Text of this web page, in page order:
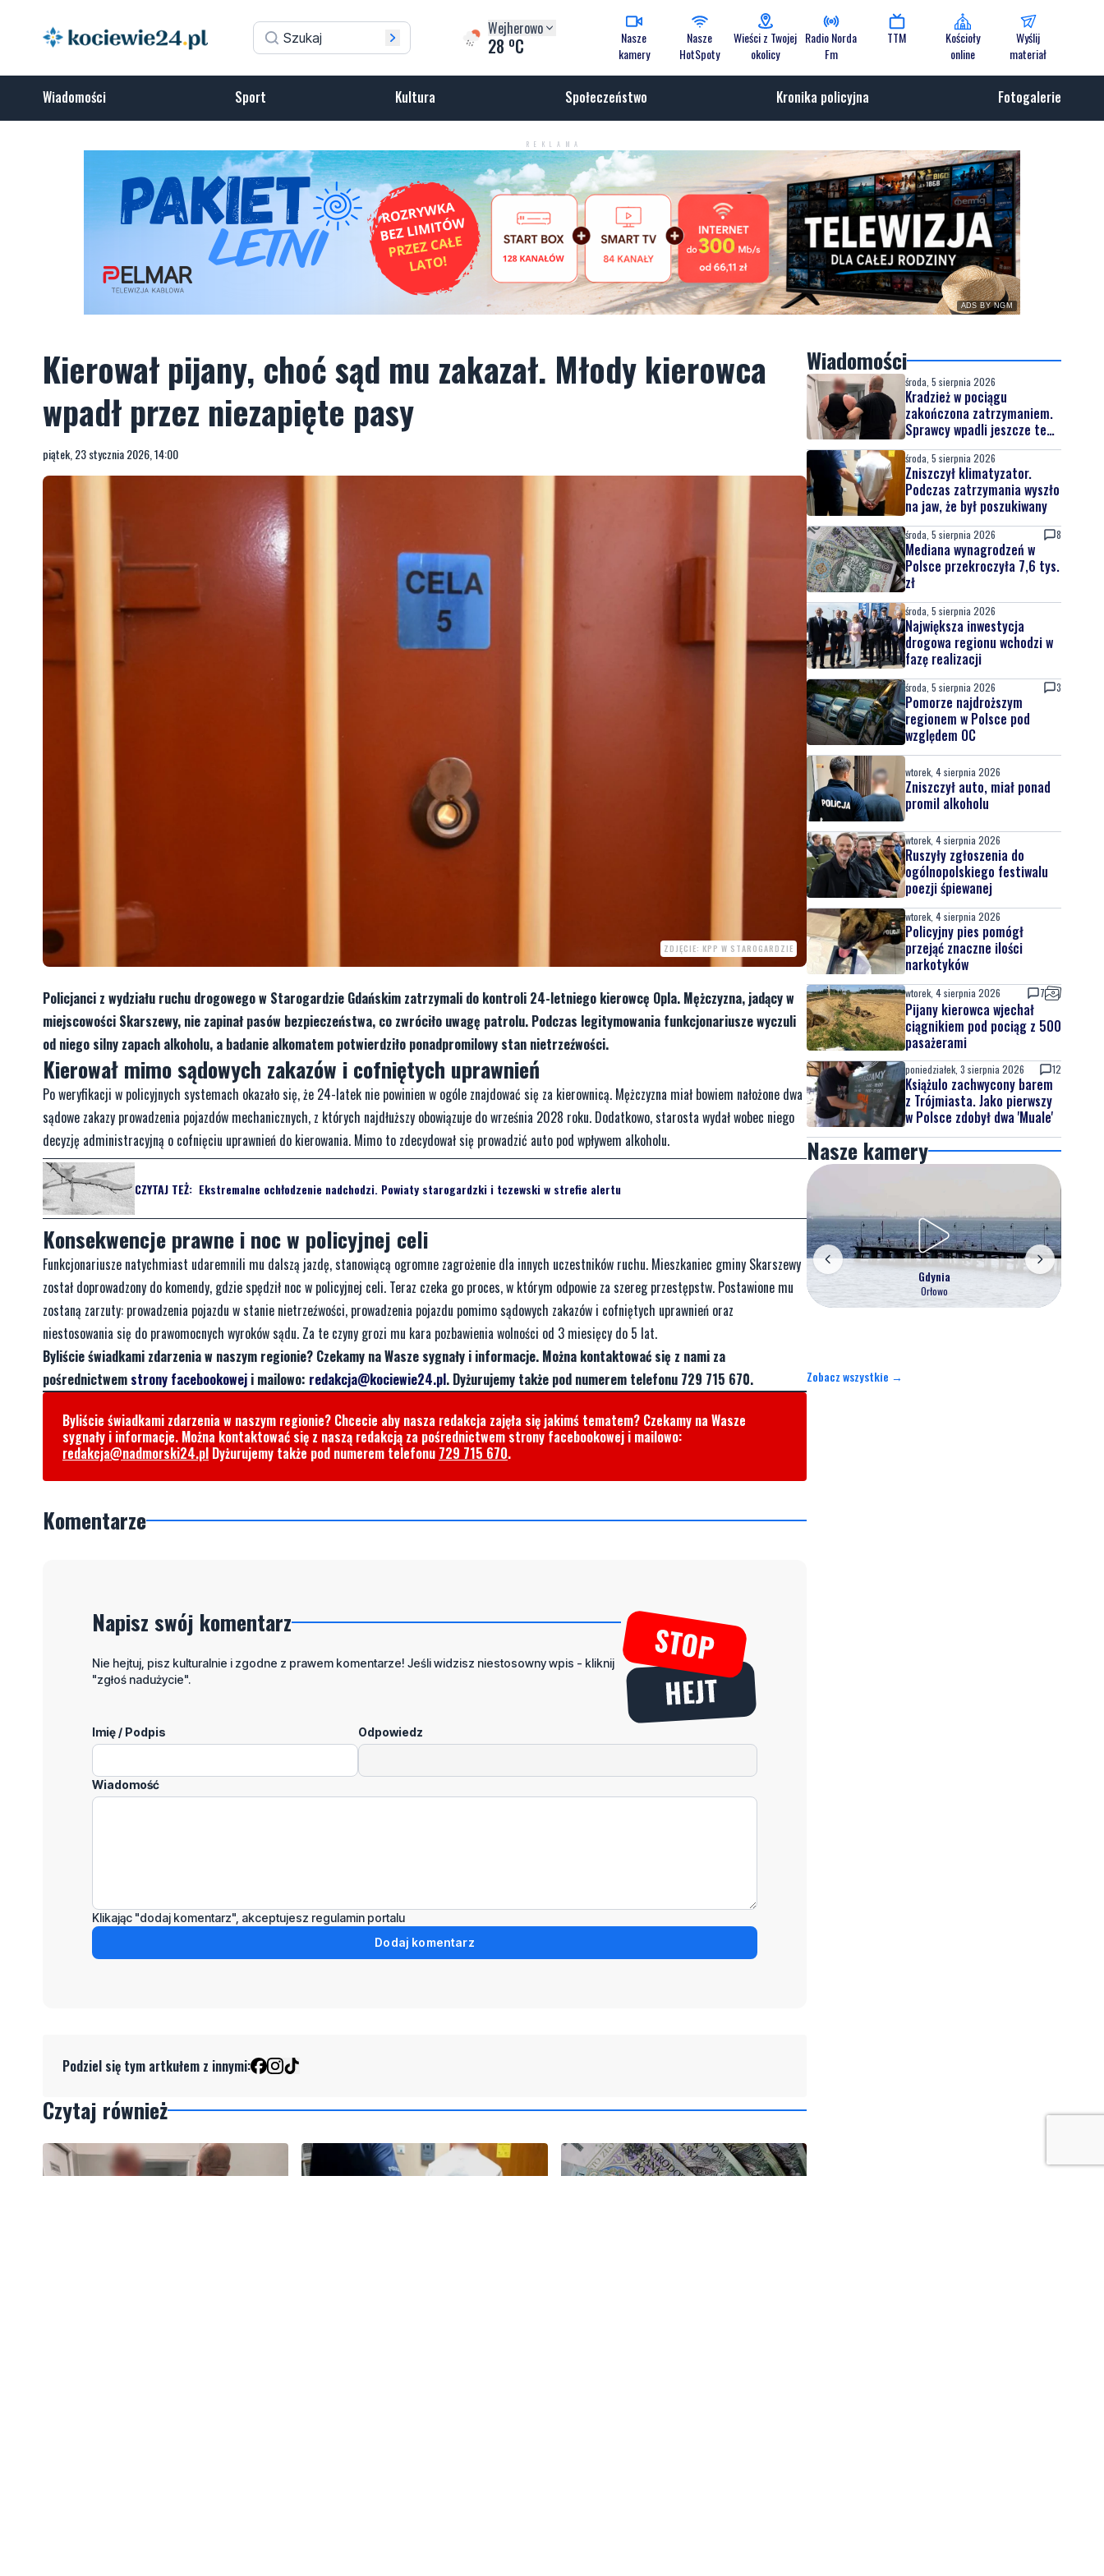
Wejherowo
28 oC
Nasze
kamery
Nasze
HotSpoty
Wieści z Twojej
okolicy
Radio Norda
Fm
TTM
Kościoły
online
Wyślij
materiał
Wiadomości Sport Kultura Społeczeństwo Kronika policyjna Fotogalerie
REKLAMA
ADS BY NGM
Kierował pijany, choć sąd mu zakazał. Młody kierowca
wpadł przez niezapięte pasy
piątek, 23 stycznia 2026, 14:00
ZDJĘCIE: KPP W STAROGARDZIE
Policjanci z wydziału ruchu drogowego w Starogardzie Gdańskim zatrzymali do kontroli 24-letniego kierowcę Opla. Mężczyzna, jadący w
miejscowości Skarszewy, nie zapinał pasów bezpieczeństwa, co zwróciło uwagę patrolu. Podczas legitymowania funkcjonariusze wyczuli
od niego silny zapach alkoholu, a badanie alkomatem potwierdziło ponadpromilowy stan nietrzeźwości.
Kierował mimo sądowych zakazów i cofniętych uprawnień
Po weryfikacji w policyjnych systemach okazało się, że 24-latek nie powinien w ogóle znajdować się za kierownicą. Mężczyzna miał bowiem nałożone dwa
sądowe zakazy prowadzenia pojazdów mechanicznych, z których najdłuższy obowiązuje do września 2028 roku. Dodatkowo, starosta wydał wobec niego
decyzję administracyjną o cofnięciu uprawnień do kierowania. Mimo to zdecydował się prowadzić auto pod wpływem alkoholu.
CZYTAJ TEŻ: Ekstremalne ochłodzenie nadchodzi. Powiaty starogardzki i tczewski w strefie alertu
Konsekwencje prawne i noc w policyjnej celi
Funkcjonariusze natychmiast udaremnili mu dalszą jazdę, stanowiącą ogromne zagrożenie dla innych uczestników ruchu. Mieszkaniec gminy Skarszewy
został doprowadzony do komendy, gdzie spędził noc w policyjnej celi. Teraz czeka go proces, w którym odpowie za szereg przestępstw. Postawione mu
zostaną zarzuty: prowadzenia pojazdu w stanie nietrzeźwości, prowadzenia pojazdu pomimo sądowych zakazów i cofniętych uprawnień oraz
niestosowania się do prawomocnych wyroków sądu. Za te czyny grozi mu kara pozbawienia wolności od 3 miesięcy do 5 lat.
Byliście świadkami zdarzenia w naszym regionie? Czekamy na Wasze sygnały i informacje. Można kontaktować się z nami za
pośrednictwem strony facebookowej i mailowo: redakcja@kociewie24.pl. Dyżurujemy także pod numerem telefonu 729 715 670.
Byliście świadkami zdarzenia w naszym regionie? Chcecie aby nasza redakcja zajęła się jakimś tematem? Czekamy na Wasze
sygnały i informacje. Można kontaktować się z naszą redakcją za pośrednictwem strony facebookowej i mailowo:
redakcja@nadmorski24.pl Dyżurujemy także pod numerem telefonu 729 715 670.
Komentarze
Napisz swój komentarz
Nie hejtuj, pisz kulturalnie i zgodne z prawem komentarze! Jeśli widzisz niestosowny wpis - kliknij
"zgłoś nadużycie".
Imię / Podpis Odpowiedz
Wiadomość
Klikając "dodaj komentarz", akceptujesz regulamin portalu
Dodaj komentarz
Podziel się tym artkułem z innymi:
Czytaj również
Wiadomości
środa, 5 sierpnia 2026
Kradzież w pociągu
zakończona zatrzymaniem.
Sprawcy wpadli jeszcze tego
samego dnia
środa, 5 sierpnia 2026
Zniszczył klimatyzator.
Podczas zatrzymania wyszło
na jaw, że był poszukiwany
środa, 5 sierpnia 2026 8
Mediana wynagrodzeń w
Polsce przekroczyła 7,6 tys.
zł
środa, 5 sierpnia 2026
Największa inwestycja
drogowa regionu wchodzi w
fazę realizacji
środa, 5 sierpnia 2026 3
Pomorze najdroższym
regionem w Polsce pod
względem OC
wtorek, 4 sierpnia 2026
Zniszczył auto, miał ponad
promil alkoholu
wtorek, 4 sierpnia 2026
Ruszyły zgłoszenia do
ogólnopolskiego festiwalu
poezji śpiewanej
wtorek, 4 sierpnia 2026
Policyjny pies pomógł
przejąć znaczne ilości
narkotyków
wtorek, 4 sierpnia 2026 7
Pijany kierowca wjechał
ciągnikiem pod pociąg z 500
pasażerami
poniedziałek, 3 sierpnia 2026 12
Książulo zachwycony barem
z Trójmiasta. Jako pierwszy
w Polsce zdobył dwa 'Muale'
Nasze kamery
Gdynia
Orłowo
Zobacz wszystkie →